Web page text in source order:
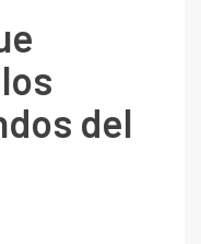
del